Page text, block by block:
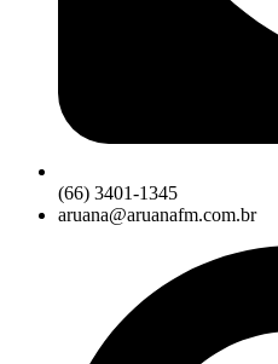
(66) 3401-1345
aruana@aruanafm.com.br